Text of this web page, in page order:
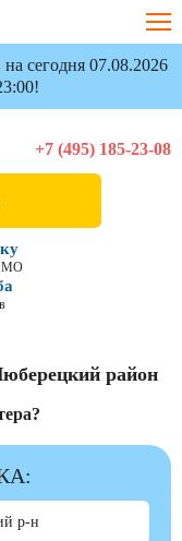
сегодня 07.08.2026
МО
+7 (495) 185-23-08
район